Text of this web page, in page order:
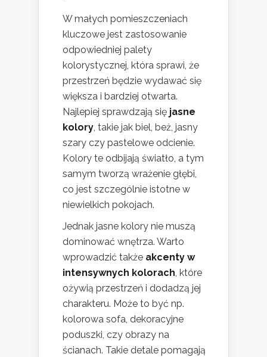
W małych pomieszczeniach
kluczowe jest zastosowanie
odpowiedniej palety
kolorystycznej, która sprawi, że
przestrzeń będzie wydawać się
większa i bardziej otwarta.
Najlepiej sprawdzają się jasne
kolory, takie jak biel, beż, jasny
szary czy pastelowe odcienie.
Kolory te odbijają światło, a tym
samym tworzą wrażenie głębi,
co jest szczególnie istotne w
niewielkich pokojach.
Jednak jasne kolory nie muszą
dominować wnętrza. Warto
wprowadzić także akcenty w
intensywnych kolorach, które
ożywią przestrzeń i dodadzą jej
charakteru. Może to być np.
kolorowa sofa, dekoracyjne
poduszki, czy obrazy na
ścianach. Takie detale pomagają